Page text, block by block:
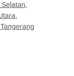
,
,